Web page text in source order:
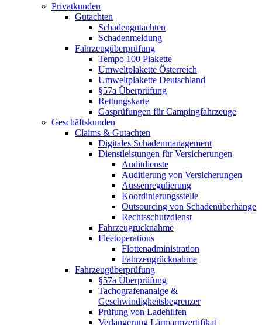
Privatkunden
Gutachten
Schadengutachten
Schadenmeldung
Fahrzeugüberprüfung
Tempo 100 Plakette
Umweltplakette Österreich
Umweltplakette Deutschland
§57a Überprüfung
Rettungskarte
Gasprüfungen für Campingfahrzeuge
Geschäftskunden
Claims & Gutachten
Digitales Schadenmanagement
Dienstleistungen für Versicherungen
Auditdienste
Auditierung von Versicherungen
Aussenregulierung
Koordinierungsstelle
Outsourcing von Schadenüberhänge
Rechtsschutzdienst
Fahrzeugrücknahme
Fleetoperations
Flottenadministration
Fahrzeugrücknahme
Fahrzeugüberprüfung
§57a Überprüfung
Tachografenanalge &
Geschwindigkeitsbegrenzer
Prüfung von Ladehilfen
Verlängerung Lärmarmzertifikat